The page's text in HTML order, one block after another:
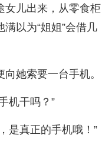
女儿出来，从零食柜
以为“姐姐”会借几
她索要一台手机。
机干吗？”
是真正的手机哦！”